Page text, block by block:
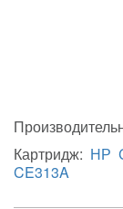
Картридж: НР
CE313A